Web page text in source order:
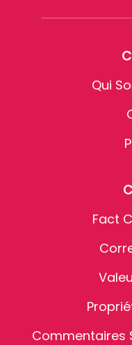
Qui
Fact
Commentaires